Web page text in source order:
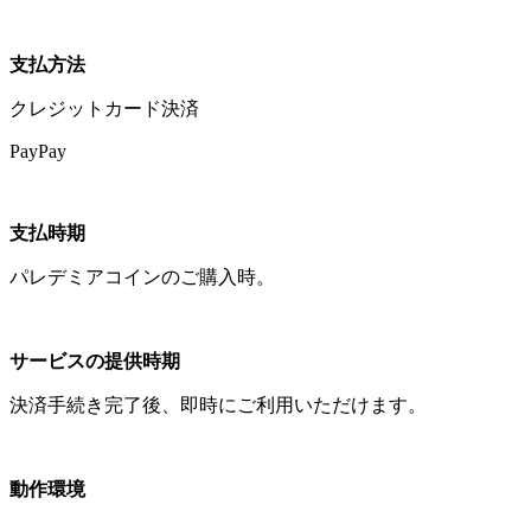
支払方法
クレジットカード決済
PayPay
支払時期
パレデミアコインのご購入時。
サービスの提供時期
決済手続き完了後、即時にご利用いただけます。
動作環境